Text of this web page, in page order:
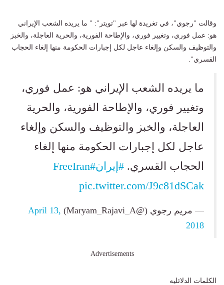
وقالت "رجوي"، في تغريدة لها عبر "تويتر": " ما يريده الشعب الإيراني
هو: عمل فوري، وتغيير فوري، والإطاحة الفورية، والحرية العاجلة، والخبز
والتوظيف والسكن وإلغاء عاجل لكل إجبارات الحكومة منها إلغاء الحجاب
القسري".
ما يريده الشعب الإيراني هو: عمل فوري،
وتغيير فوري، والإطاحة الفورية، والحرية
العاجلة، والخبز والتوظيف والسكن وإلغاء
عاجل لكل إجبارات الحكومة منها إلغاء
الحجاب القسري. #إيران#FreeIran
pic.twitter.com/J9c81dSCak
— مریم رجوي (@Maryam_Rajavi_A)
April 13,
2018
Advertisements
الكلمات الدلائليه